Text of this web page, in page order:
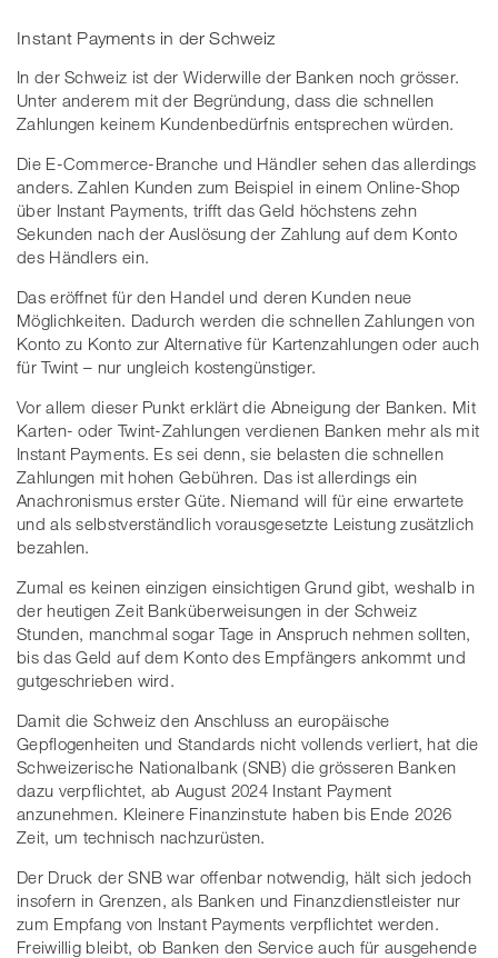
Instant Payments in der Schweiz
In der Schweiz ist der Widerwille der Banken noch grösser.
Unter anderem mit der Begründung, dass die schnellen
Zahlungen keinem Kundenbedürfnis entsprechen würden.
Die E-Commerce-Branche und Händler sehen das allerdings
anders. Zahlen Kunden zum Beispiel in einem Online-Shop
über Instant Payments, trifft das Geld höchstens zehn
Sekunden nach der Auslösung der Zahlung auf dem Konto
des Händlers ein.
Das eröffnet für den Handel und deren Kunden neue
Möglichkeiten. Dadurch werden die schnellen Zahlungen von
Konto zu Konto zur Alternative für Kartenzahlungen oder auch
für Twint – nur ungleich kostengünstiger.
Vor allem dieser Punkt erklärt die Abneigung der Banken. Mit
Karten- oder Twint-Zahlungen verdienen Banken mehr als mit
Instant Payments. Es sei denn, sie belasten die schnellen
Zahlungen mit hohen Gebühren. Das ist allerdings ein
Anachronismus erster Güte. Niemand will für eine erwartete
und als selbstverständlich vorausgesetzte Leistung zusätzlich
bezahlen.
Zumal es keinen einzigen einsichtigen Grund gibt, weshalb in
der heutigen Zeit Banküberweisungen in der Schweiz
Stunden, manchmal sogar Tage in Anspruch nehmen sollten,
bis das Geld auf dem Konto des Empfängers ankommt und
gutgeschrieben wird.
Damit die Schweiz den Anschluss an europäische
Gepflogenheiten und Standards nicht vollends verliert, hat die
Schweizerische Nationalbank (SNB) die grösseren Banken
dazu verpflichtet, ab August 2024 Instant Payment
anzunehmen. Kleinere Finanzinstute haben bis Ende 2026
Zeit, um technisch nachzurüsten.
Der Druck der SNB war offenbar notwendig, hält sich jedoch
insofern in Grenzen, als Banken und Finanzdienstleister nur
zum Empfang von Instant Payments verpflichtet werden.
Freiwillig bleibt, ob Banken den Service auch für ausgehende